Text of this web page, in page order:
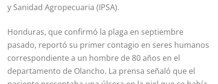
y Sanidad Agropecuaria (IPSA).
Honduras, que confirmó la plaga en septiembre
pasado, reportó su primer contagio en seres humanos
correspondiente a un hombre de 80 años en el
departamento de Olancho. La prensa señaló que el